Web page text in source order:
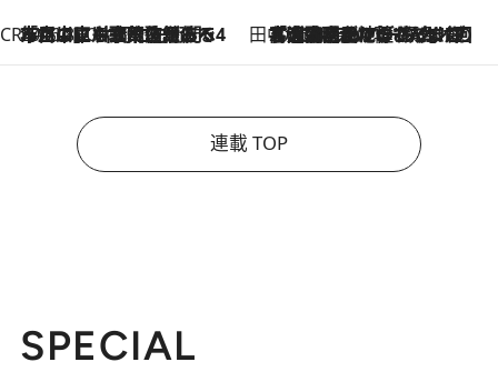
CREA'S CHOICE
2026.8.7
「立川にも歌舞伎があるんだよ」 片岡仁左衛門・市川中車ら豪華座組みで4年目の立川立飛歌舞伎へ 田中稲の勝手に再ブーム
2026.8.7
「湘南乃風に憧れて」観客大盛上がりの“タオル回し”に、ラッパー顔負けの高速歌唱まで…さだまさし（74）のアグレッシブすぎる現在地
連載 TOP
SPECIAL